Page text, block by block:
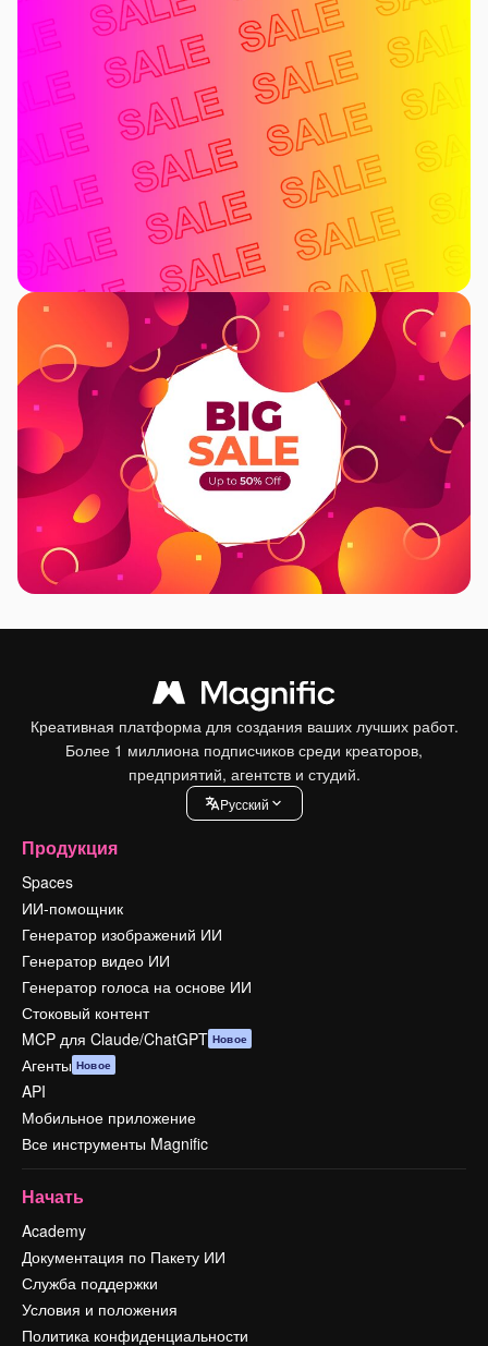
Креативная платформа для создания ваших лучших работ.
Более 1 миллиона подписчиков среди креаторов,
предприятий, агентств и студий.
Pусский
Продукция
Spaces
ИИ-помощник
Генератор изображений ИИ
Генератор видео ИИ
Генератор голоса на основе ИИ
Стоковый контент
MCP для Claude/ChatGPT Новое
Агенты Новое
API
Мобильное приложение
Все инструменты Magnific
Начать
Academy
Документация по Пакету ИИ
Служба поддержки
Условия и положения
Политика конфиденциальности